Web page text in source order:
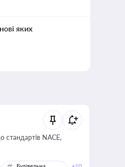
яких
стандартів NACE,